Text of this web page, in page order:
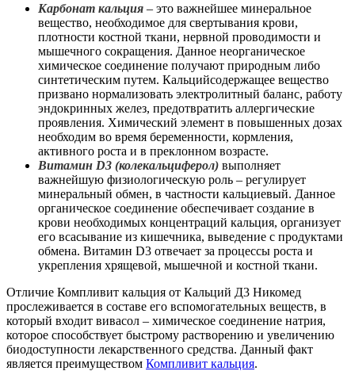
Карбонат кальция – это важнейшее минеральное
вещество, необходимое для свертывания крови,
плотности костной ткани, нервной проводимости и
мышечного сокращения. Данное неорганическое
химическое соединение получают природным либо
синтетическим путем. Кальцийсодержащее вещество
призвано нормализовать электролитный баланс, работу
эндокринных желез, предотвратить аллергические
проявления. Химический элемент в повышенных дозах
необходим во время беременности, кормления,
активного роста и в преклонном возрасте.
Витамин D3 (колекальциферол) выполняет
важнейшую физиологическую роль – регулирует
минеральный обмен, в частности кальциевый. Данное
органическое соединение обеспечивает создание в
крови необходимых концентраций кальция, организует
его всасывание из кишечника, выведение с продуктами
обмена. Витамин D3 отвечает за процессы роста и
укрепления хрящевой, мышечной и костной ткани.
Отличие Компливит кальция от Кальций Д3 Никомед
прослеживается в составе его вспомогательных веществ, в
который входит вивасол – химическое соединение натрия,
которое способствует быстрому растворению и увеличению
биодоступности лекарственного средства. Данный факт
является преимуществом Компливит кальция.